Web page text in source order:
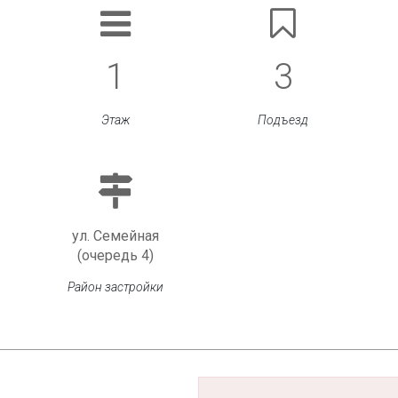
1
Этаж
3
Подъезд
ул. Семейная
(очередь 4)
Район застройки